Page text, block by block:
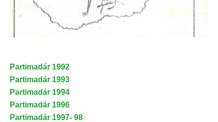
Partimadár 1992
Partimadár 1993
Partimadár 1994
Partimadár 1996
Partimadár 1997- 98